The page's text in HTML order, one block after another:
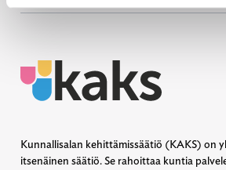
Kunnallisalan kehittämissäätiö (KAKS) on
itsenäinen säätiö. Se rahoittaa kuntia